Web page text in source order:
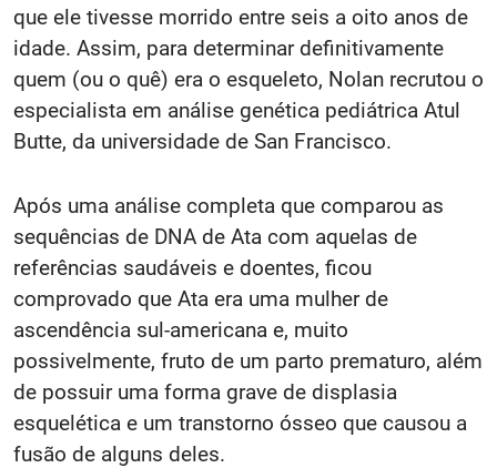
que ele tivesse morrido entre seis a oito anos de
idade. Assim, para determinar definitivamente
quem (ou o quê) era o esqueleto, Nolan recrutou o
especialista em análise genética pediátrica Atul
Butte, da universidade de San Francisco.
Após uma análise completa que comparou as
sequências de DNA de Ata com aquelas de
referências saudáveis ​​e doentes, ficou
comprovado que Ata era uma mulher de
ascendência sul-americana e, muito
possivelmente, fruto de um parto prematuro, além
de possuir uma forma grave de displasia
esquelética e um transtorno ósseo que causou a
fusão de alguns deles.